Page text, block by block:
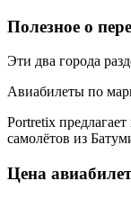
Полезное о
Эти два города
Авиабилеты по
Portretix
самолётов из
Цена